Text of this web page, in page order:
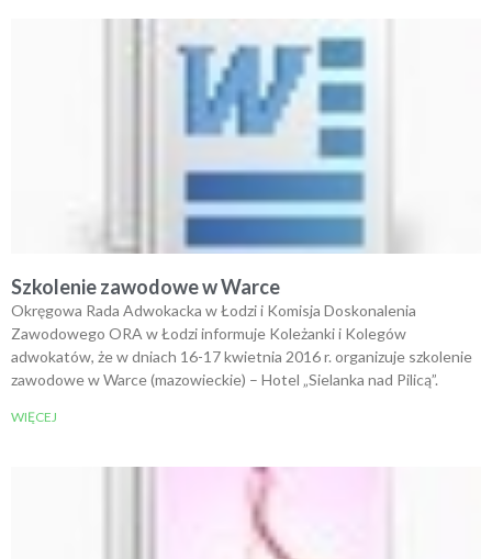
Szkolenie zawodowe w Warce
Okręgowa Rada Adwokacka w Łodzi i Komisja Doskonalenia
Zawodowego ORA w Łodzi informuje Koleżanki i Kolegów
adwokatów, że w dniach 16-17 kwietnia 2016 r. organizuje szkolenie
zawodowe w Warce (mazowieckie) – Hotel „Sielanka nad Pilicą”.
WIĘCEJ